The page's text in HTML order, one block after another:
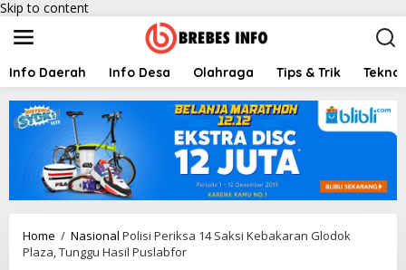
Skip to content
Info Daerah Info Desa Olahraga Tips & Trik
Home / Nasional Polisi Periksa 14 Saksi Kebakaran Glodok
Plaza, Tunggu Hasil Puslabfor